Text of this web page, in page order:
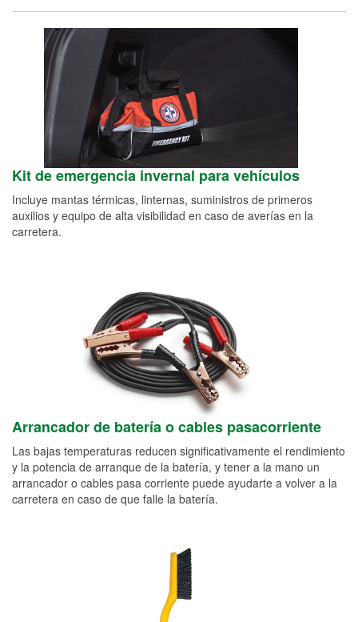
Kit de emergencia invernal para vehículos
Incluye mantas térmicas, linternas, suministros de primeros
auxilios y equipo de alta visibilidad en caso de averías en la
carretera.
Arrancador de batería o cables pasacorriente
Las bajas temperaturas reducen significativamente el rendimiento
y la potencia de arranque de la batería, y tener a la mano un
arrancador o cables pasa corriente puede ayudarte a volver a la
carretera en caso de que falle la batería.